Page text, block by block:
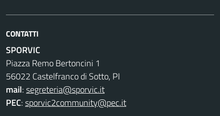
CONTATTI
SPORVIC
Piazza Remo Bertoncini 1
56022 Castelfranco di Sotto, PI
mail:segreteria@sporvic.it
PEC:sporvic2community@pec.it